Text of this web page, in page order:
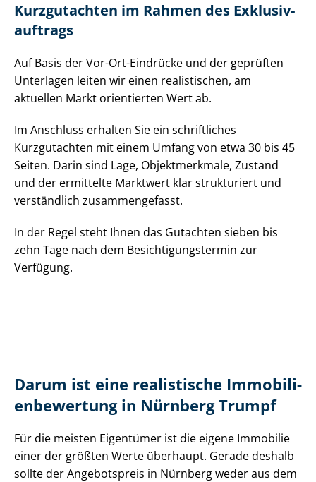
Kurzgutachten im Rahmen des Ex­klu­siv­
auf­trags
Auf Basis der Vor-Ort-Eindrücke und der geprüften
Unterlagen leiten wir einen realistischen, am
aktuellen Markt orientierten Wert ab.
Im Anschluss erhalten Sie ein schriftliches
Kurzgutachten mit einem Umfang von etwa 30 bis 45
Seiten. Darin sind Lage, Objektmerkmale, Zustand
und der ermittelte Marktwert klar strukturiert und
verständlich zusammengefasst.
In der Regel steht Ihnen das Gutachten sieben bis
zehn Tage nach dem Be­sich­ti­gungs­ter­min zur
Verfügung.
Darum ist eine realistische Im­mo­bi­li­
en­be­wer­tung in Nürnberg Trumpf
Für die meisten Eigentümer ist die eigene Immobilie
einer der größten Werte überhaupt. Gerade deshalb
sollte der Angebotspreis in Nürnberg weder aus dem